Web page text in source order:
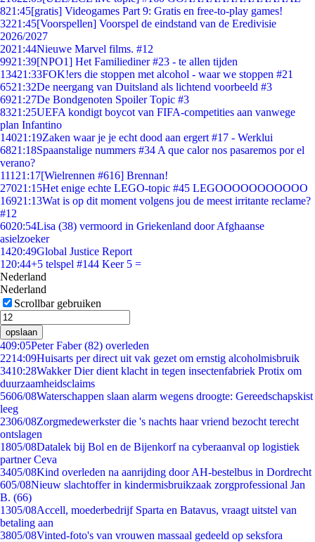
821:45[gratis] Videogames Part 9: Gratis en free-to-play games!
3221:45[Voorspellen] Voorspel de eindstand van de Eredivisie
2026/2027
2021:44Nieuwe Marvel films. #12
9921:39[NPO1] Het Familiediner #23 - te allen tijden
13421:33FOK!ers die stoppen met alcohol - waar we stoppen #21
6521:32De neergang van Duitsland als lichtend voorbeeld #3
6921:27De Bondgenoten Spoiler Topic #3
8321:25UEFA kondigt boycot van FIFA-competities aan vanwege
plan Infantino
14021:19Zaken waar je je echt dood aan ergert #17 - Werklui
6821:18Spaanstalige nummers #34 A que calor nos pasaremos por el
verano?
111 21:17[Wielrennen #616] Brennan!
27021:15Het enige echte LEGO-topic #45 LEGOOOOOOOOOOO
16921:13Wat is op dit moment volgens jou de meest irritante reclame?
#12
6020:54Lisa (38) vermoord in Griekenland door Afghaanse
asielzoeker
1420:49Global Justice Report
1 20:44+5 telspel #144 Keer 5 =
Nederland
Nederland
Scrollbar gebruiken
opslaan
409:05Peter Faber (82) overleden
2214:09Huisarts per direct uit vak gezet om ernstig alcoholmisbruik
3410:28Wakker Dier dient klacht in tegen insectenfabriek Protix om
duurzaamheidsclaims
5606/08Waterschappen slaan alarm wegens droogte: Gereedschapskist
leeg
2306/08Zorgmedewerkster die 's nachts haar vriend bezocht terecht
ontslagen
1805/08Datalek bij Bol en de Bijenkorf na cyberaanval op logistiek
partner Ceva
3405/08Kind overleden na aanrijding door AH-bestelbus in Dordrecht
605/08Nieuw slachtoffer in kindermisbruikzaak zorgprofessional Jan
B. (66)
1305/08Accell, moederbedrijf Sparta en Batavus, vraagt uitstel van
betaling aan
3805/08Vinted-foto's van vrouwen massaal gedeeld op seksfora